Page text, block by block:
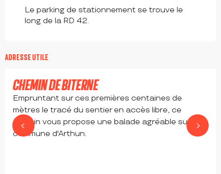
Le parking de stationnement se trouve le
long de la RD 42.
ADRESSE UTILE
CHEMIN DE BITERNE
Empruntant sur ces premières centaines de
mètres le tracé du sentier en accès libre, ce
chemin vous propose une balade agréable sur la
commune d'Arthun.